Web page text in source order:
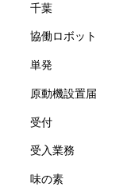
千葉
協働ロボット
単発
原動機設置届
受付
受入業務
味の素